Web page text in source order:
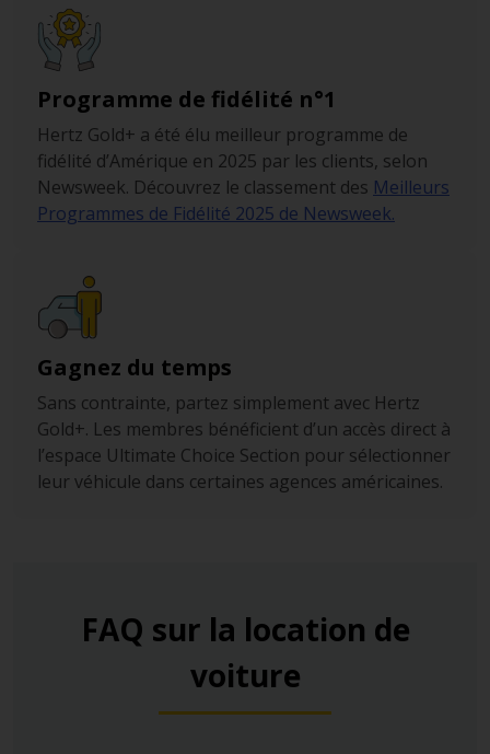
Programme de fidélité n°1
Hertz Gold+ a été élu meilleur programme de
fidélité d’Amérique en 2025 par les clients, selon
Newsweek. Découvrez le classement des Meilleurs
Programmes de Fidélité 2025 de Newsweek.
Gagnez du temps
Sans contrainte, partez simplement avec Hertz
Gold+. Les membres bénéficient d’un accès direct à
l’espace Ultimate Choice Section pour sélectionner
leur véhicule dans certaines agences américaines.
FAQ sur la location de
voiture